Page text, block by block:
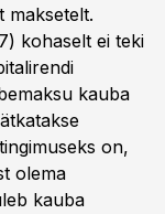
maksetelt.
kohaselt ei teki
kauba
on,
olema
kauba